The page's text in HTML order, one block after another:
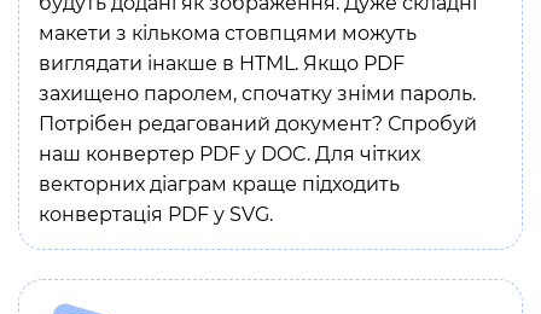
макети з кількома стовпцями можуть
виглядати інакше в HTML. Якщо PDF
захищено паролем, спочатку зніми пароль.
Потрібен редагований документ? Спробуй
наш конвертер PDF у DOC. Для чітких
векторних діаграм краще підходить
конвертація PDF у SVG.